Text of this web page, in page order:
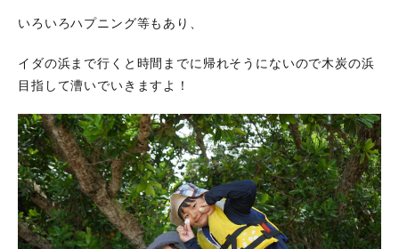
いろいろハプニング等もあり、
イダの浜まで行くと時間までに帰れそうにないので木炭の浜
目指して漕いでいきますよ！